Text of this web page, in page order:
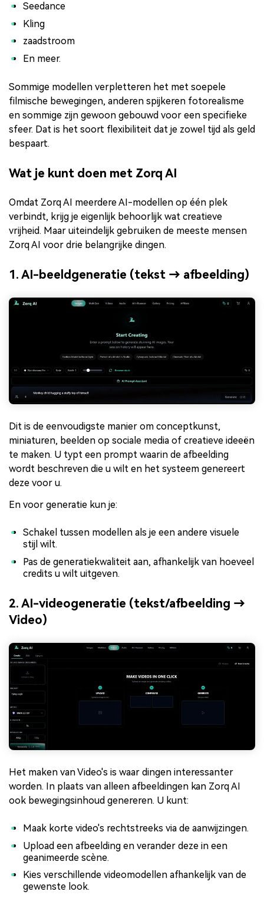
Seedance
Kling
zaadstroom
En meer.
Sommige modellen verpletteren het met soepele
filmische bewegingen, anderen spijkeren fotorealisme
en sommige zijn gewoon gebouwd voor een specifieke
sfeer. Dat is het soort flexibiliteit dat je zowel tijd als geld
bespaart.
Wat je kunt doen met Zorq AI
Omdat Zorq AI meerdere AI-modellen op één plek
verbindt, krijg je eigenlijk behoorlijk wat creatieve
vrijheid. Maar uiteindelijk gebruiken de meeste mensen
Zorq AI voor drie belangrijke dingen.
1. AI-beeldgeneratie (tekst → afbeelding)
Dit is de eenvoudigste manier om conceptkunst,
miniaturen, beelden op sociale media of creatieve ideeën
te maken. U typt een prompt waarin de afbeelding
wordt beschreven die u wilt en het systeem genereert
deze voor u.
En voor generatie kun je:
Schakel tussen modellen als je een andere visuele
stijl wilt.
Pas de generatiekwaliteit aan, afhankelijk van hoeveel
credits u wilt uitgeven.
2. AI-videogeneratie (tekst/afbeelding →
Video)
Het maken van Video's is waar dingen interessanter
worden. In plaats van alleen afbeeldingen kan Zorq AI
ook bewegingsinhoud genereren. U kunt:
Maak korte video's rechtstreeks via de aanwijzingen.
Upload een afbeelding en verander deze in een
geanimeerde scène.
Kies verschillende videomodellen afhankelijk van de
gewenste look.